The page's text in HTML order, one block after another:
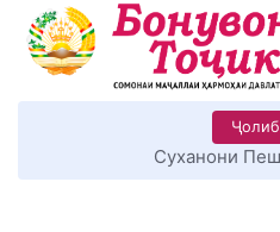
Суханони